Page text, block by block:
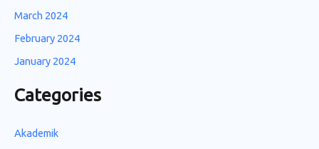
March 2024
February 2024
January 2024
Categories
Akademik